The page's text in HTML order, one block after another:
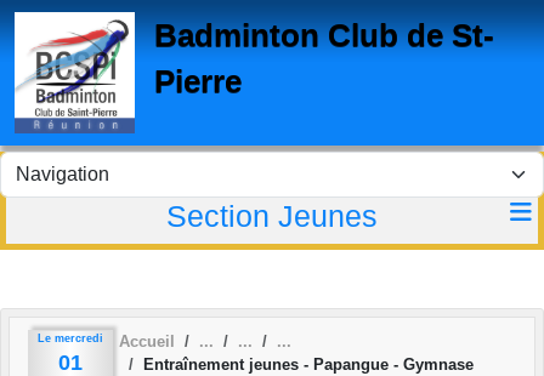
Badminton Club de St-
Pierre
Section Jeunes
Le mercredi
01
Accueil
Entraînement jeunes - Papangue - Gymnase
Panneau de gestion des cookies